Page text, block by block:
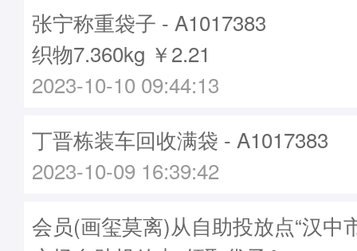
张宁称重袋子 - A1017383
织物7.360kg ￥2.21
2023-10-10 09:44:13
丁晋栋装车回收满袋 - A1017383
2023-10-09 16:39:42
会员(画玺莫离)从自助投放点“汉中